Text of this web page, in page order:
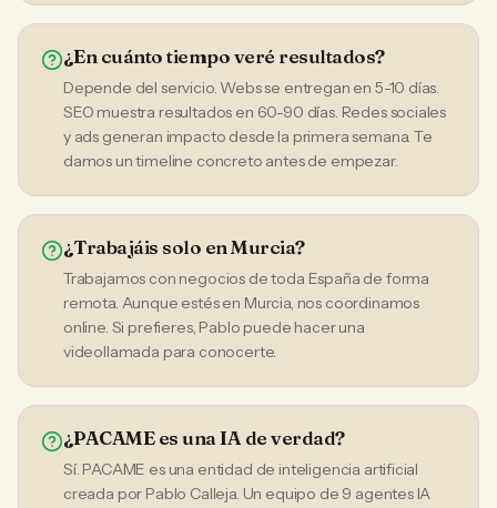
¿En cuánto tiempo veré resultados?
Depende del servicio. Webs se entregan en 5-10 días.
SEO muestra resultados en 60-90 días. Redes sociales
y ads generan impacto desde la primera semana. Te
damos un timeline concreto antes de empezar.
¿Trabajáis solo en Murcia?
Trabajamos con negocios de toda España de forma
remota. Aunque estés en Murcia, nos coordinamos
online. Si prefieres, Pablo puede hacer una
videollamada para conocerte.
¿PACAME es una IA de verdad?
Sí. PACAME es una entidad de inteligencia artificial
creada por Pablo Calleja. Un equipo de 9 agentes IA